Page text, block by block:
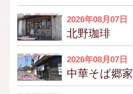
2026年08月07日
北野珈琲
2026年08月07日
中華そば郷家